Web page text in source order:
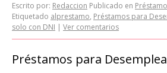
Escrito por: Redaccion Publicado en
Etiquetado alprestamo, Préstamos para
solo con DNI | Ver comentarios
Préstamos para